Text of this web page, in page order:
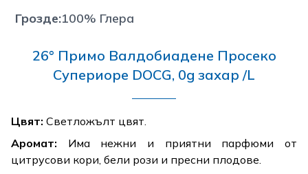
Грозде:100% Глера
26° Примо Валдобиадене Просеко
Супериоре DOCG, 0g захар /L
Цвят: Светложълт цвят.
Аромат: Има нежни и приятни парфюми от
цитрусови кори, бели рози и пресни плодове.